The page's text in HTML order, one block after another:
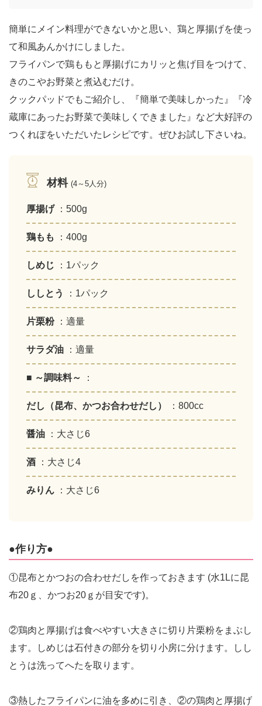
簡単にメイン料理ができないかと思い、鶏と厚揚げを使っ
て和風あんかけにしました。
フライパンで鶏ももと厚揚げにカリッと焦げ目をつけて、
きのこやお野菜と煮込むだけ。
クックパッドでもご紹介し、『簡単で美味しかった』『冷
蔵庫にあったお野菜で美味しくできました』など大好評の
つくれぽをいただいたレシピです。ぜひお試し下さいね。
材料 (4～5人分)
厚揚げ ：500g
鶏もも ：400g
しめじ ：1パック
ししとう ：1パック
片栗粉 ：適量
サラダ油 ：適量
■ ～調味料～ ：
だし（昆布、かつお合わせだし） ：800cc
醤油 ：大さじ6
酒 ：大さじ4
みりん ：大さじ6
●作り方●
①昆布とかつおの合わせだしを作っておきます (水1Lに昆
布20ｇ、かつお20ｇが目安です)。
②鶏肉と厚揚げは食べやすい大きさに切り片栗粉をまぶし
ます。しめじは石付きの部分を切り小房に分けます。しし
とうは洗ってへたを取ります。
③熱したフライパンに油を多めに引き、②の鶏肉と厚揚げ